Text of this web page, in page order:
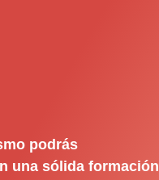
podrás
una sólida formación